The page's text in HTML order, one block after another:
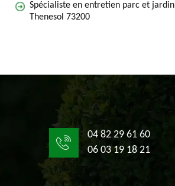
Spécialiste en entretien parc et jardin
Thenesol 73200
04 82 29 61 60
06 03 19 18 21